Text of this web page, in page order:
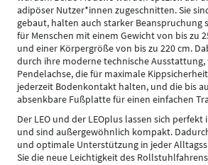
adipöser Nutzer*innen zugeschnitten. Sie
gebaut, halten auch starker Beanspruchung
für Menschen mit einem Gewicht von bis zu
und einer Körpergröße von bis zu 220 cm.
durch ihre moderne technische Ausstattung,
Pendelachse, die für maximale
jederzeit Bodenkontakt halten, und die bis
absenkbare Fußplatte für einen einfachen
Der LEO und der LEOplus lassen sich
und sind außergewöhnlich kompakt.
und optimale Unterstützung in jeder
Sie die neue Leichtigkeit des